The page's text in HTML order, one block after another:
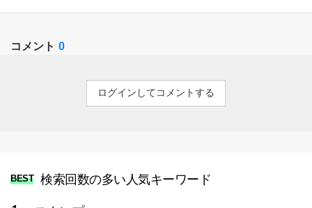
コメント 0
ログインしてコメントする
BEST 検索回数の多い人気キーワード